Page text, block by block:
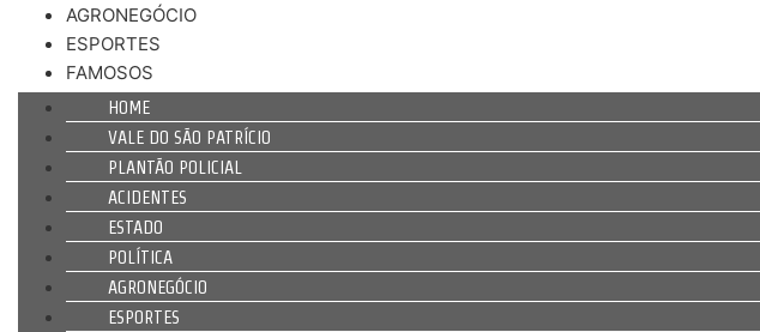
AGRONEGÓCIO
ESPORTES
FAMOSOS
HOME
VALE DO SÃO PATRÍCIO
PLANTÃO POLICIAL
ACIDENTES
ESTADO
POLÍTICA
AGRONEGÓCIO
ESPORTES